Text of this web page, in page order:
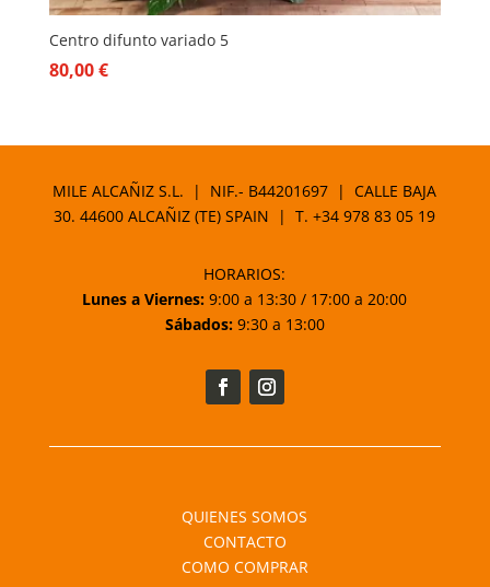
Centro difunto variado 5
80,00€
MILE ALCAÑIZ S.L. | NIF.- B44201697 | CALLE BAJA
30. 44600 ALCAÑIZ (TE) SPAIN | T.+34 978 83 05 19
HORARIOS:
Lunes a Viernes: 9:00 a 13:30 / 17:00 a 20:00
Sábados:9:30 a 13:00
QUIENES SOMOS
CONTACTO
COMO COMPRAR